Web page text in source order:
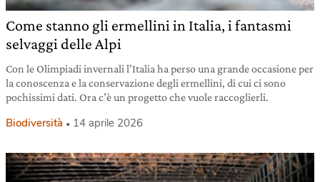
Come stanno gli ermellini in Italia, i fantasmi
selvaggi delle Alpi
Con le Olimpiadi invernali l’Italia ha perso una grande occasione per
la conoscenza e la conservazione degli ermellini, di cui ci sono
pochissimi dati. Ora c’è un progetto che vuole raccoglierli.
Biodiversità 14 aprile 2026